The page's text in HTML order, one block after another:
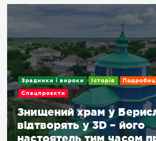
Зрадники і вироки Історія
Спецпроєкти
Знищений храм у
відтворять у 3D – його
настоятель тим часом